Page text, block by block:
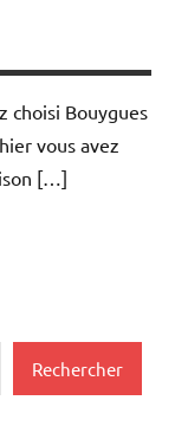
choisi Bouygues
vous avez
[…]
Rechercher